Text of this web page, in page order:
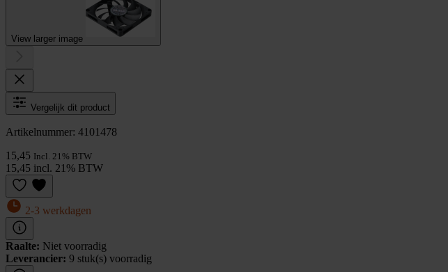
View larger image
Vergelijk dit product
Artikelnummer: 4101478
15,45 Incl. 21% BTW
15,45 incl. 21% BTW
2-3 werkdagen
Raalte: Niet voorradig
Leverancier: 9 stuk(s) voorradig